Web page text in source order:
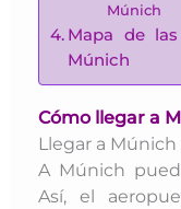
Múnich
Mapa de
Múnich
Cómo llegar a
Llegar a
A Múnich
Así, el